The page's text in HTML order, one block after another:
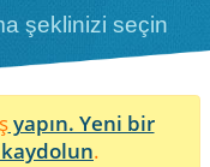
şeklinizi seçin
yapın. Yeni bir
.